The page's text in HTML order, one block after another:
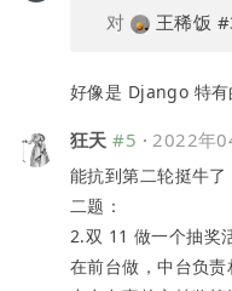
对
王稀饭
好像是 Django 特有
狂天 #5 · 2022年
能抗到第二轮挺牛
二题：
2.双 11 做一个抽奖
在前台做，中台负